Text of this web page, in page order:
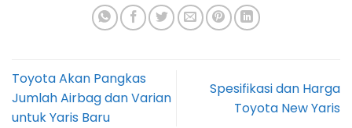
Toyota Akan Pangkas
Jumlah Airbag dan Varian
untuk Yaris Baru
Spesifikasi dan Harga
Toyota New Yaris